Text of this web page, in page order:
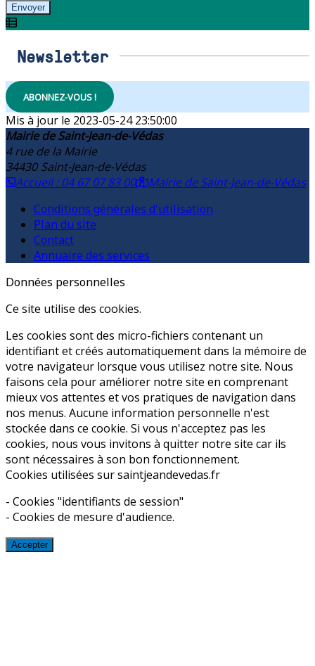
Envoyer
Newsletter
ABONNEZ-VOUS !
2023-05-24 23:50:00
Mairie de Saint-Jean-de-Védas
4 rue de la Mairie
34430 Saint-Jean-de-Védas
Accueil : 04 67 07 83 00
Mairie de Saint-Jean-de-Védas
Conditions générales d'utilisation
Plan du site
Contact
Annuaire des services
Données personnelles
Ce site utilise des cookies.
Les cookies sont des micro-fichiers contenant un
identifiant et créés automatiquement dans la mémoire de
votre navigateur lorsque vous utilisez notre site. Nous
faisons cela pour améliorer notre site en comprenant
mieux vos attentes et vos pratiques de navigation dans
nos menus. Aucune information personnelle n'est
stockée dans ce cookie. Si vous n'acceptez pas les
cookies, nous vous invitons à quitter notre site car ils
sont nécessaires à son bon fonctionnement.
Cookies utilisées sur saintjeandevedas.fr
- Cookies "identifiants de session"
- Cookies de mesure d'audience.
Accepter